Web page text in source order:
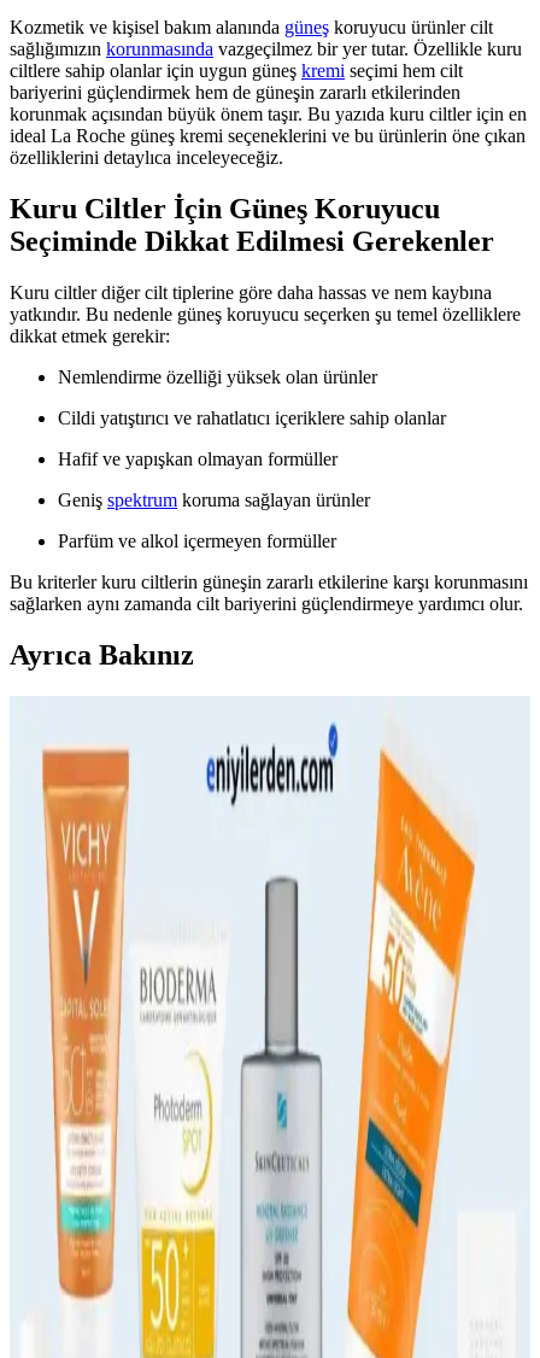
Kozmetik ve kişisel bakım alanında güneş koruyucu ürünler cilt
sağlığımızın korunmasında vazgeçilmez bir yer tutar. Özellikle kuru
ciltlere sahip olanlar için uygun güneş kremi seçimi hem cilt
bariyerini güçlendirmek hem de güneşin zararlı etkilerinden
korunmak açısından büyük önem taşır. Bu yazıda kuru ciltler için en
ideal La Roche güneş kremi seçeneklerini ve bu ürünlerin öne çıkan
özelliklerini detaylıca inceleyeceğiz.
Kuru Ciltler İçin Güneş Koruyucu
Seçiminde Dikkat Edilmesi Gerekenler
Kuru ciltler diğer cilt tiplerine göre daha hassas ve nem kaybına
yatkındır. Bu nedenle güneş koruyucu seçerken şu temel özelliklere
dikkat etmek gerekir:
Nemlendirme özelliği yüksek olan ürünler
Cildi yatıştırıcı ve rahatlatıcı içeriklere sahip olanlar
Hafif ve yapışkan olmayan formüller
Geniş spektrum koruma sağlayan ürünler
Parfüm ve alkol içermeyen formüller
Bu kriterler kuru ciltlerin güneşin zararlı etkilerine karşı korunmasını
sağlarken aynı zamanda cilt bariyerini güçlendirmeye yardımcı olur.
Ayrıca Bakınız
Yaz Ayları İçin Suya Dayanıklı Güneş Kremleri
Seçimi ve Kullanımı Rehberi
Yaz aylarında suya dayanıklı güneş kremleri, UV koruma sağlar ve
aktif yaşam tarzına uygun uzun süreli cilt koruması sunar. SPF ve
formül özellikleriyle doğru seçim önemlidir.
Yüksek Koruma ve Leke Önleyici Güneş Kremleri:
Cilt Sağlığını Koruyan Etkili Seçenekler
Yüksek SPF ve antioksidan içeriğiyle leke önleyici güneş kremleri,
cilt sağlığını korur, leke oluşumunu engeller ve güneş ışınlarına karşı
güçlü bir bariyer oluşturur.
Swiss Bork Güneş Koruyucu ve Leke Karşıtı
Kremler: Güçlü ve Güvenilir Koruma Çözümleri
Swiss Bork güneş kremleri yüksek SPF ve gelişmiş teknolojisiyle
cildi güneşin zararlı etkilerinden korur, leke görünümünü azaltır ve
suya dayanıklıdır.
Güneş Kremleri 50 ve 100 ml Seçenekleriyle Cilt
Koruma Yöntemleri ve Kullanım İpuçları
Güneş kremi seçiminde boyut, SPF ve formülasyon önemli. 50 ve
100 ml seçenekleri, kullanım alışkanlıklarına göre avantaj sağlar,
doğru ürün seçimi cilt sağlığını korur.